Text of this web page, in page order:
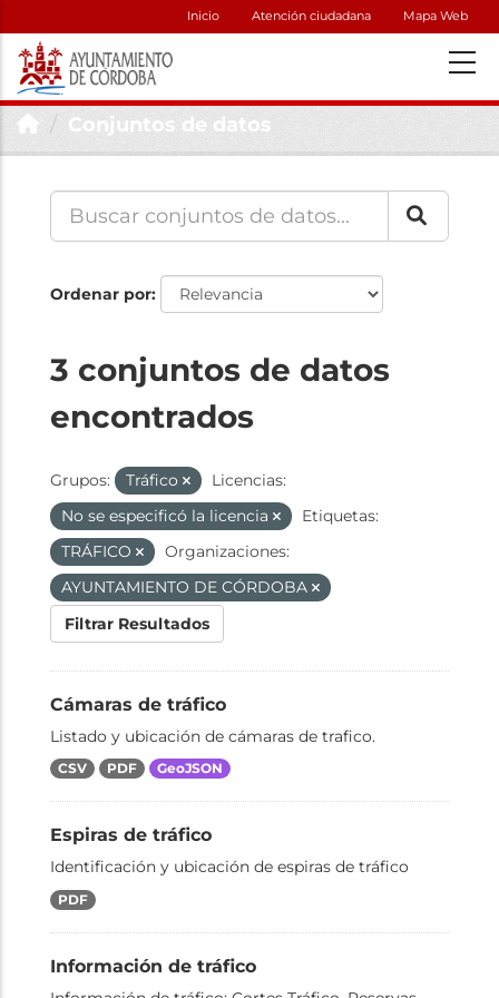
Inicio Atención ciudadana Mapa Web
Conjuntos de datos
Ordenar por
3 conjuntos de datos
encontrados
Grupos: Tráfico
Licencias:
No se especificó la licencia
Etiquetas:
TRÁFICO
Organizaciones:
AYUNTAMIENTO DE CÓRDOBA
Filtrar Resultados
Cámaras de tráfico
Listado y ubicación de cámaras de trafico.
CSV PDF GeoJSON
Espiras de tráfico
Identificación y ubicación de espiras de tráfico
PDF
Información de tráfico